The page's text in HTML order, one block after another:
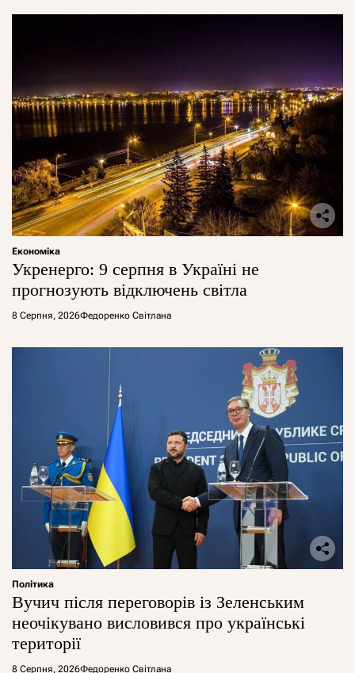
Економіка
Укренерго: 9 серпня в Україні не
прогнозують відключень світла
8 Серпня, 2026Федоренко Світлана
Політика
Вучич після переговорів із Зеленським
неочікувано висловився про українські
території
8 Серпня, 2026Федоренко Світлана